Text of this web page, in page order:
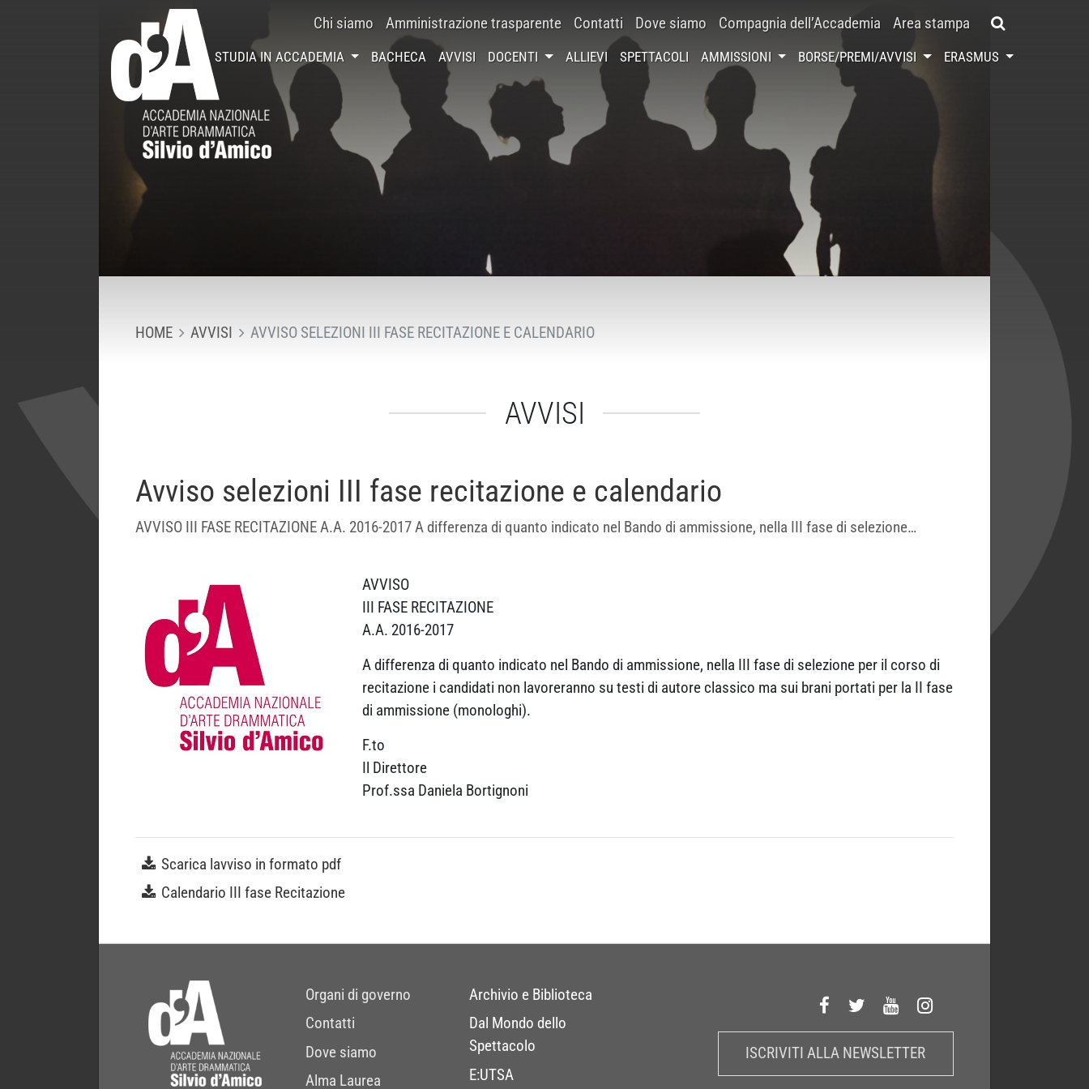
Chi siamo Amministrazione trasparente Contatti Dove siamo Compagnia dell’Accademia Area stampa
STUDIA IN ACCADEMIA BACHECA AVVISI DOCENTI ALLIEVI SPETTACOLI AMMISSIONI BORSE/PREMI/AVVISI ERASMUS
HOME AVVISI AVVISO SELEZIONI III FASE RECITAZIONE E CALENDARIO
AVVISI
Avviso selezioni III fase recitazione e calendario
AVVISO III FASE RECITAZIONE A.A. 2016-2017 A differenza di quanto indicato nel Bando di ammissione, nella III fase di selezione…
AVVISO
III FASE RECITAZIONE
A.A. 2016-2017
A differenza di quanto indicato nel Bando di ammissione, nella III fase di selezione per il corso di
recitazione i candidati non lavoreranno su testi di autore classico ma sui brani portati per la II fase
di ammissione (monologhi).
F.to
Il Direttore
Prof.ssa Daniela Bortignoni
Scarica lavviso in formato pdf
Calendario III fase Recitazione
ISCRIVITI ALLA NEWSLETTER
Organi di governo
Contatti
Dove siamo
Alma Laurea
Archivio e Biblioteca
Dal Mondo dello
Spettacolo
E:UTSA